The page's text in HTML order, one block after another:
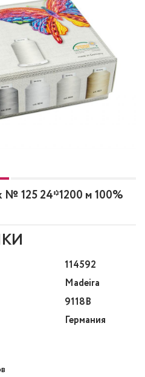
125 24*1200 м 100%
114592
Madeira
9118B
Германия